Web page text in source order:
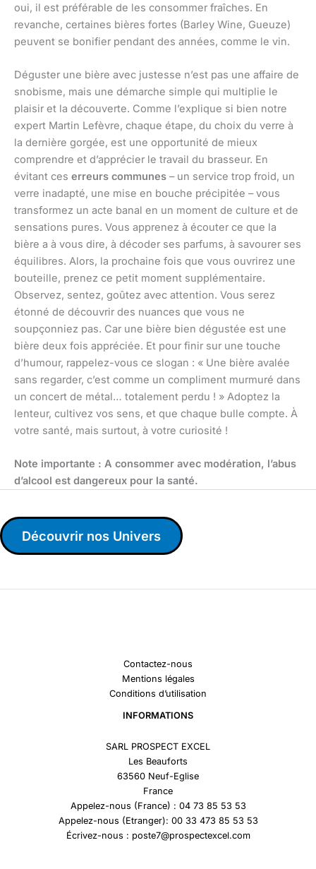
oui, il est préférable de les consommer fraîches. En
revanche, certaines bières fortes (Barley Wine, Gueuze)
peuvent se bonifier pendant des années, comme le vin.
Déguster une bière avec justesse n’est pas une affaire de
snobisme, mais une démarche simple qui multiplie le
plaisir et la découverte. Comme l’explique si bien notre
expert Martin Lefèvre, chaque étape, du choix du verre à
la dernière gorgée, est une opportunité de mieux
comprendre et d’apprécier le travail du brasseur. En
évitant ces erreurs communes – un service trop froid, un
verre inadapté, une mise en bouche précipitée – vous
transformez un acte banal en un moment de culture et de
sensations pures. Vous apprenez à écouter ce que la
bière a à vous dire, à décoder ses parfums, à savourer ses
équilibres. Alors, la prochaine fois que vous ouvrirez une
bouteille, prenez ce petit moment supplémentaire.
Observez, sentez, goûtez avec attention. Vous serez
étonné de découvrir des nuances que vous ne
soupçonniez pas. Car une bière bien dégustée est une
bière deux fois appréciée. Et pour finir sur une touche
d’humour, rappelez-vous ce slogan : « Une bière avalée
sans regarder, c’est comme un compliment murmuré dans
un concert de métal… totalement perdu ! » Adoptez la
lenteur, cultivez vos sens, et que chaque bulle compte. À
votre santé, mais surtout, à votre curiosité !
Note importante : A consommer avec modération, l’abus
d’alcool est dangereux pour la santé.
Découvrir nos Univers
Contactez-nous
Mentions légales
Conditions d’utilisation
INFORMATIONS
SARL PROSPECT EXCEL
Les Beauforts
63560 Neuf-Eglise
France
Appelez-nous (France) : 04 73 85 53 53
Appelez-nous (Etranger): 00 33 473 85 53 53
Écrivez-nous : poste7@prospectexcel.com